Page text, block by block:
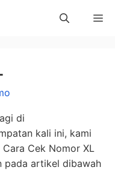
di
kali ini, kami
Cek Nomor XL
pada artikel dibawah